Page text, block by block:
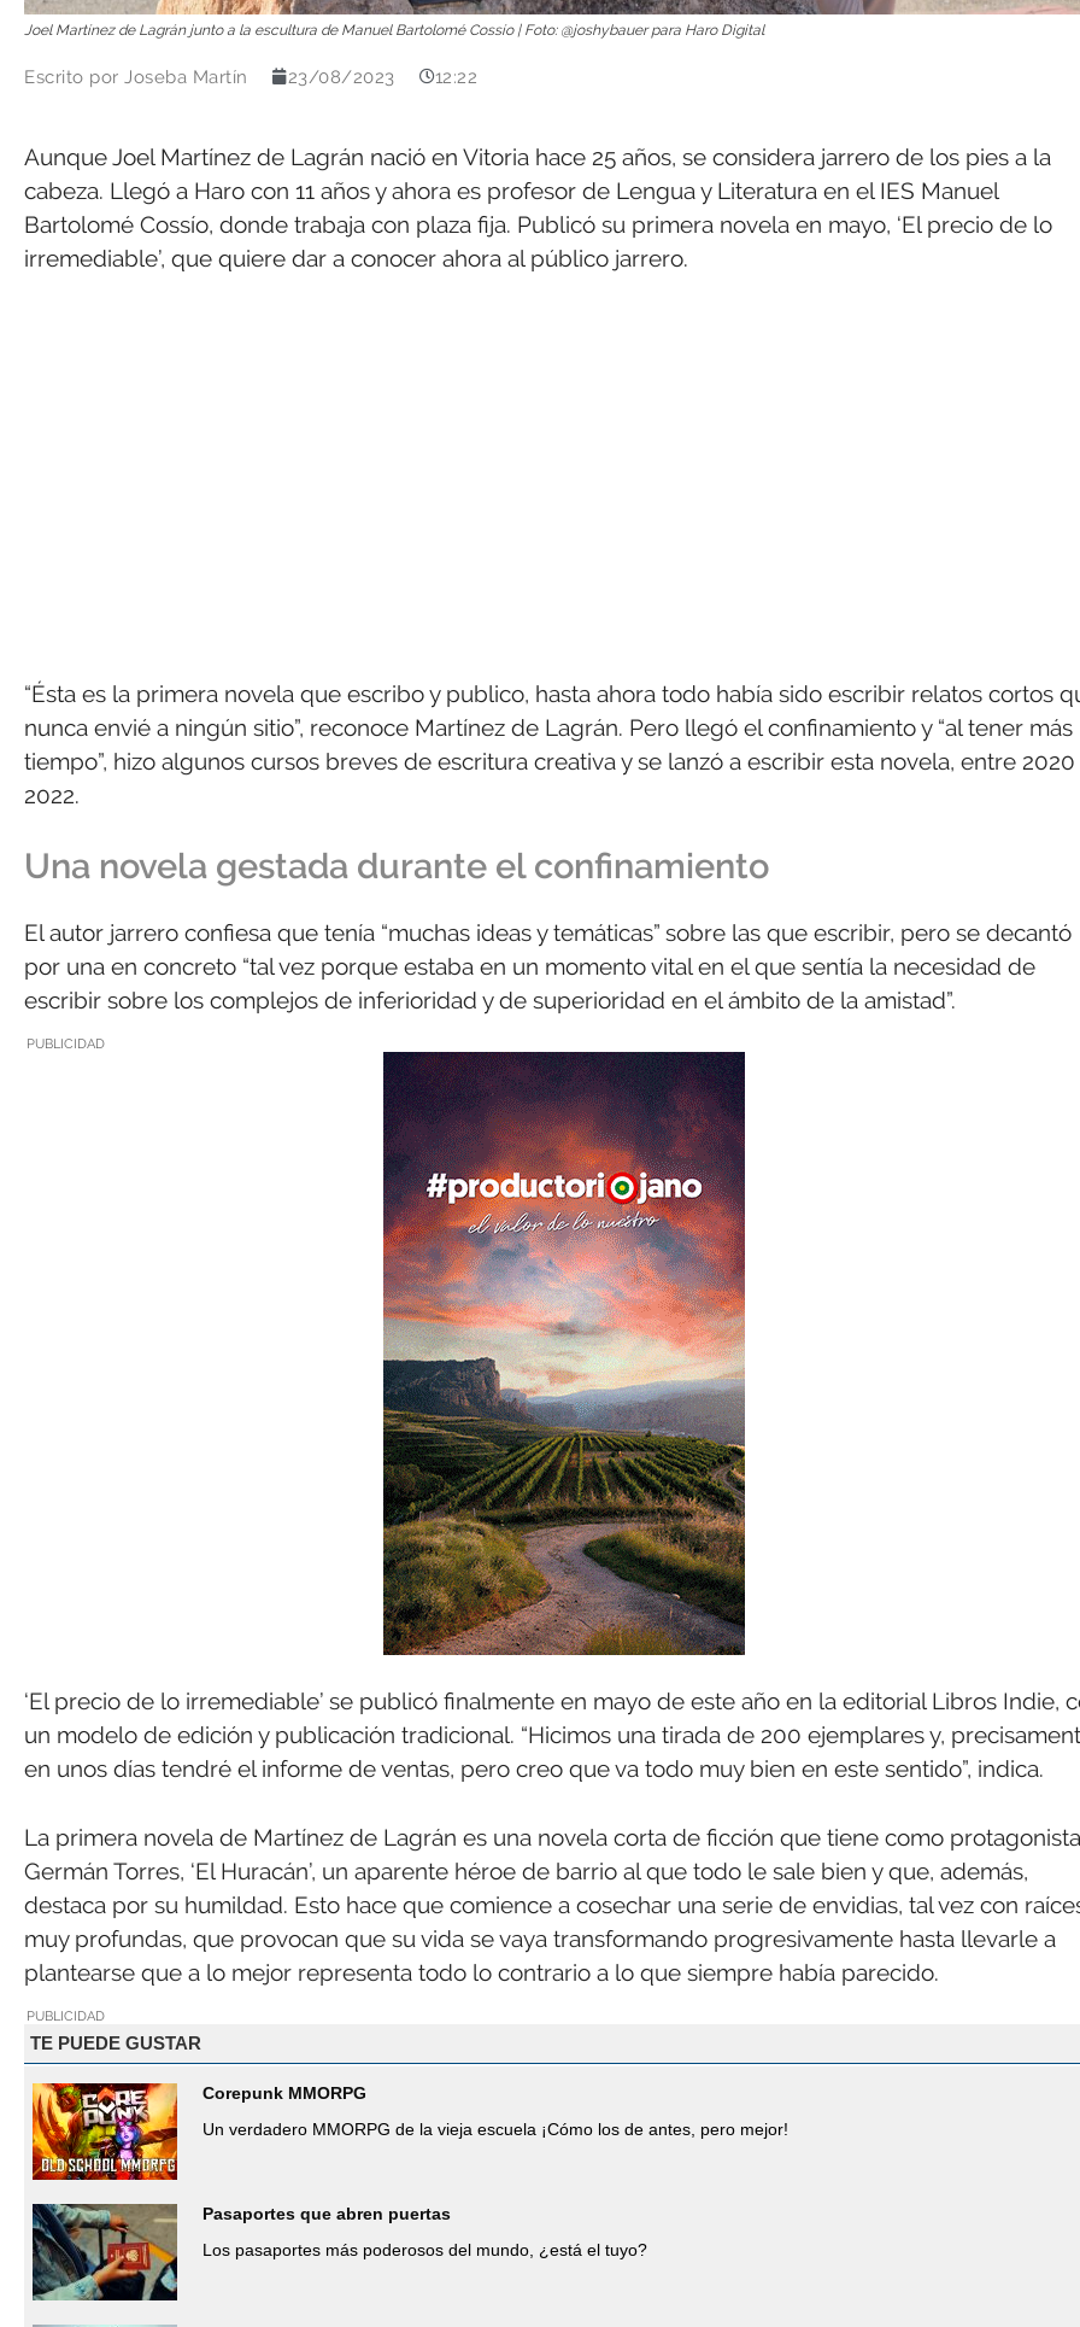
Joel Martínez de Lagrán junto a la escultura de Manuel Bartolomé Cossío | Foto: @joshybauer para Haro Digital
Escrito por Joseba Martín 23/08/2023 12:22
Aunque Joel Martínez de Lagrán nació en Vitoria hace 25 años, se considera jarrero de los pies a la
cabeza. Llegó a Haro con 11 años y ahora es profesor de Lengua y Literatura en el IES Manuel
Bartolomé Cossío, donde trabaja con plaza fija. Publicó su primera novela en mayo, ‘El precio de lo
irremediable’, que quiere dar a conocer ahora al público jarrero.
“Ésta es la primera novela que escribo y publico, hasta ahora todo había sido escribir relatos cortos
nunca envié a ningún sitio”, reconoce Martínez de Lagrán. Pero llegó el confinamiento y “al tener más
tiempo”, hizo algunos cursos breves de escritura creativa y se lanzó a escribir esta novela, entre 2020
2022.
Una novela gestada durante el confinamiento
El autor jarrero confiesa que tenía “muchas ideas y temáticas” sobre las que escribir, pero se decantó
por una en concreto “tal vez porque estaba en un momento vital en el que sentía la necesidad de
escribir sobre los complejos de inferioridad y de superioridad en el ámbito de la amistad”.
PUBLICIDAD
‘El precio de lo irremediable’ se publicó finalmente en mayo de este año en la editorial Libros Indie,
un modelo de edición y publicación tradicional. “Hicimos una tirada de 200 ejemplares y,
en unos días tendré el informe de ventas, pero creo que va todo muy bien en este sentido”, indica.
La primera novela de Martínez de Lagrán es una novela corta de ficción que tiene como
Germán Torres, ‘El Huracán’, un aparente héroe de barrio al que todo le sale bien y que, además,
destaca por su humildad. Esto hace que comience a cosechar una serie de envidias, tal vez con
muy profundas, que provocan que su vida se vaya transformando progresivamente hasta llevarle a
plantearse que a lo mejor representa todo lo contrario a lo que siempre había parecido.
PUBLICIDAD
TE PUEDE GUSTAR
Corepunk MMORPG
Un verdadero MMORPG de la vieja escuela ¡Cómo los de antes, pero mejor!
Pasaportes que abren puertas
Los pasaportes más poderosos del mundo, ¿está el tuyo?